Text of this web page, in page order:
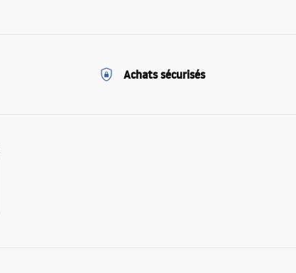
Achats sécurisés